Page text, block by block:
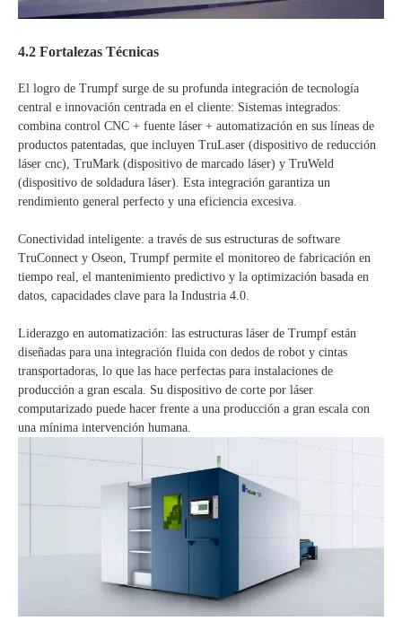
4.2 Fortalezas Técnicas
El logro de Trumpf surge de su profunda integración de tecnología
central e innovación centrada en el cliente: Sistemas integrados:
combina control CNC + fuente láser + automatización en sus líneas de
productos patentadas, que incluyen TruLaser (dispositivo de reducción
láser cnc), TruMark (dispositivo de marcado láser) y TruWeld
(dispositivo de soldadura láser). Esta integración garantiza un
rendimiento general perfecto y una eficiencia excesiva.
Conectividad inteligente: a través de sus estructuras de software
TruConnect y Oseon, Trumpf permite el monitoreo de fabricación en
tiempo real, el mantenimiento predictivo y la optimización basada en
datos, capacidades clave para la Industria 4.0.
Liderazgo en automatización: las estructuras láser de Trumpf están
diseñadas para una integración fluida con dedos de robot y cintas
transportadoras, lo que las hace perfectas para instalaciones de
producción a gran escala. Su dispositivo de corte por láser
computarizado puede hacer frente a una producción a gran escala con
una mínima intervención humana.